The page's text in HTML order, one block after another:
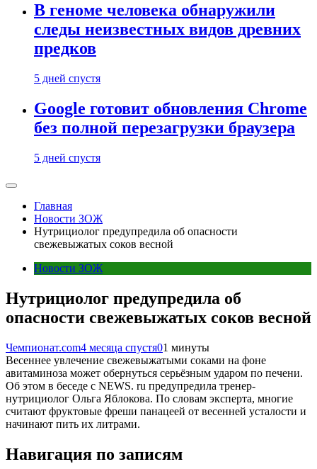
В геноме человека обнаружили
следы неизвестных видов древних
предков
5 дней спустя
Google готовит обновления Chrome
без полной перезагрузки браузера
5 дней спустя
Главная
Новости ЗОЖ
Нутрициолог предупредила об опасности
свежевыжатых соков весной
Новости ЗОЖ
Нутрициолог предупредила об
опасности свежевыжатых соков весной
Чемпионат.com4 месяца спустя01 минуты
Весеннее увлечение свежевыжатыми соками на фоне
авитаминоза может обернуться серьёзным ударом по печени.
Об этом в беседе с NEWS. ru предупредила тренер-
нутрициолог Ольга Яблокова. По словам эксперта, многие
считают фруктовые фреши панацеей от весенней усталости и
начинают пить их литрами.
Навигация по записям